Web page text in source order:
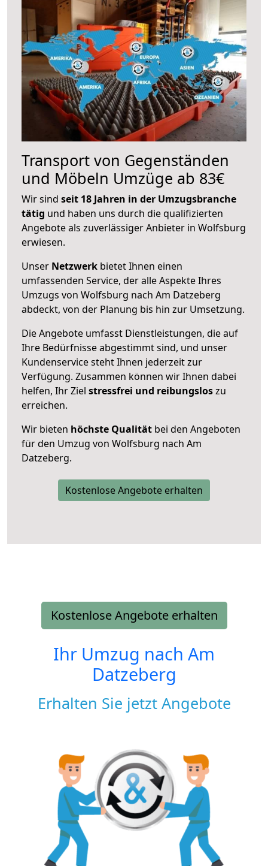
Transport von Gegenständen
und Möbeln Umzüge ab 83€
Wir sind seit 18 Jahren in der Umzugsbranche
tätig und haben uns durch die qualifizierten
Angebote als zuverlässiger Anbieter in Wolfsburg
erwiesen.
Unser Netzwerk bietet Ihnen einen
umfassenden Service, der alle Aspekte Ihres
Umzugs von Wolfsburg nach Am Datzeberg
abdeckt, von der Planung bis hin zur Umsetzung.
Die Angebote umfasst Dienstleistungen, die auf
Ihre Bedürfnisse abgestimmt sind, und unser
Kundenservice steht Ihnen jederzeit zur
Verfügung. Zusammen können wir Ihnen dabei
helfen, Ihr Ziel stressfrei und reibungsloszu
erreichen.
Wir bieten höchste Qualität bei den Angeboten
für den Umzug von Wolfsburg nach Am
Datzeberg.
Kostenlose Angebote erhalten
Kostenlose Angebote erhalten
Ihr Umzug nach Am
Datzeberg
Erhalten Sie jetzt Angebote